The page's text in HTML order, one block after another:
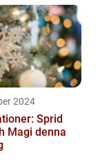
2024
Sprid
Magi denna